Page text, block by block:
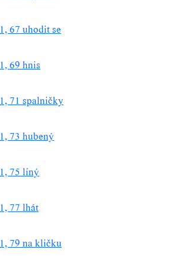
1, 67 uhodit se
1, 69 hnis
1, 71 spalničky
1, 73 hubený
1, 75 líný
1, 77 lhát
1, 79 na kličku